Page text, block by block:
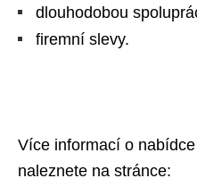
dlouhodobou
firemní slevy.
Více informací o
naleznete na stránce: